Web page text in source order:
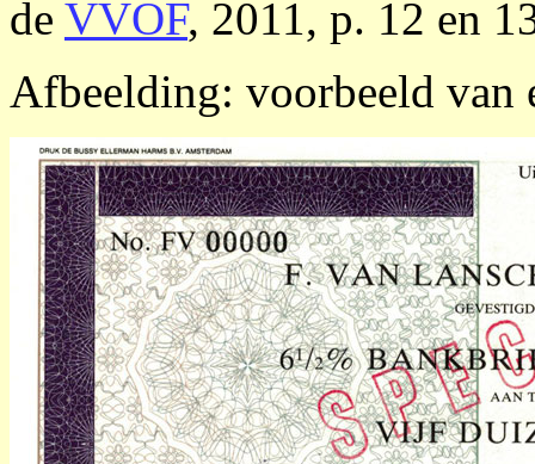
de VVOF, 2011, p. 12 en
Afbeelding: voorbeeld van